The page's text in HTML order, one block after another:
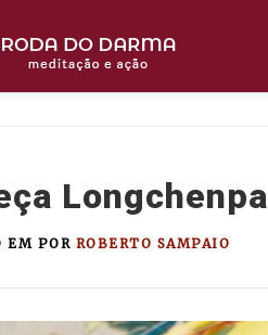
Longchenpa
EM POR ROBERTO SAMPAIO